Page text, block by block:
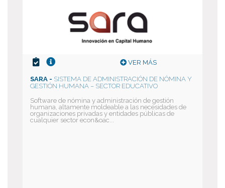
VER MÁS
SARA - SISTEMA DE ADMINISTRACIÓN DE NÓMINA Y
GESTIÓN HUMANA – SECTOR EDUCATIVO
Software de nómina y administración de gestión
humana, altamente moldeable a las necesidades de
organizaciones privadas y entidades públicas de
cualquier sector econ&oac...